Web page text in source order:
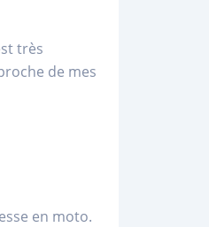
très
de mes
en moto.